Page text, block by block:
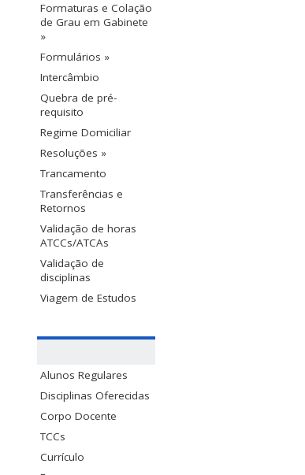
Formaturas e Colação
de Grau em Gabinete
»
Formulários »
Intercâmbio
Quebra de pré-
requisito
Regime Domiciliar
Resoluções »
Trancamento
Transferências e
Retornos
Validação de horas
ATCCs/ATCAs
Validação de
disciplinas
Viagem de Estudos
Alunos Regulares
Disciplinas Oferecidas
Corpo Docente
TCCs
Currículo